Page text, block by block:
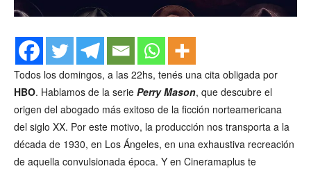
Todos los domingos, a las 22hs, tenés una cita obligada por
HBO. Hablamos de la serie Perry Mason, que descubre el
origen del abogado más exitoso de la ficción norteamericana
del siglo XX. Por este motivo, la producción nos transporta a la
década de 1930, en Los Ángeles, en una exhaustiva recreación
de aquella convulsionada época. Y en Cineramaplus te